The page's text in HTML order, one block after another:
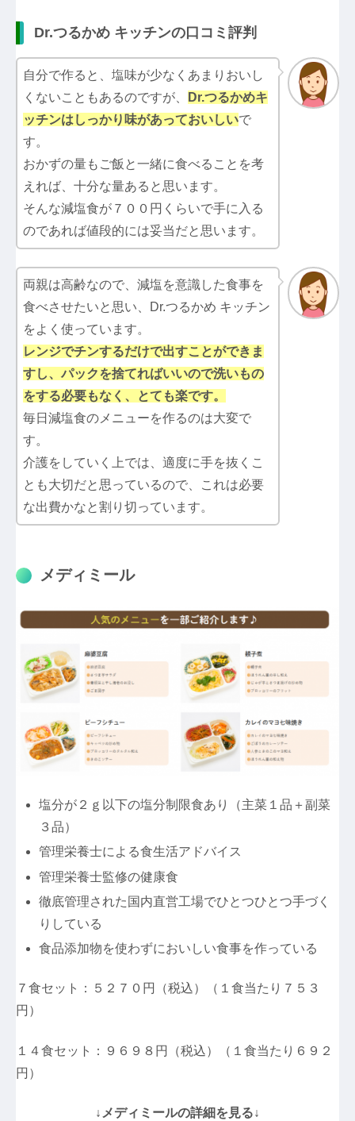
Dr.つるかめ キッチンの口コミ評判
自分で作ると、塩味が少なくあまりおいし
くないこともあるのですが、
Dr.つるかめキ
ッチンはしっかり味があっておいしいで
す。
おかずの量もご飯と一緒に食べることを考
えれば、十分な量あると思います。
そんな減塩食が７００円くらいで手に入る
のであれば値段的には妥当だと思います。
両親は高齢なので、減塩を意識した食事を
食べさせたいと思い、Dr.つるかめ キッチン
をよく使っています。
レンジでチンするだけで出すことができま
すし、パックを捨てればいいので洗いもの
をする必要もなく、とても楽です。
毎日減塩食のメニューを作るのは大変で
す。
介護をしていく上では、適度に手を抜くこ
とも大切だと思っているので、これは必要
な出費かなと割り切っています。
メディミール
塩分が２ｇ以下の塩分制限食あり（主菜１品＋副菜
３品）
管理栄養士による食生活アドバイス
管理栄養士監修の健康食
徹底管理された国内直営工場でひとつひとつ手づく
りしている
食品添加物を使わずにおいしい食事を作っている
７食セット：５２７０円（税込）（１食当たり７５３
円）
１４食セット：９６９８円（税込）（１食当たり６９２
円）
↓メディミールの詳細を見る↓